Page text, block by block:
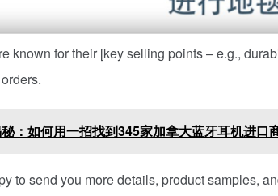
known for their [key selling points – e.g.,
：如何用一招找到345家加拿大蓝牙耳机进口
to send you more details, product samples,